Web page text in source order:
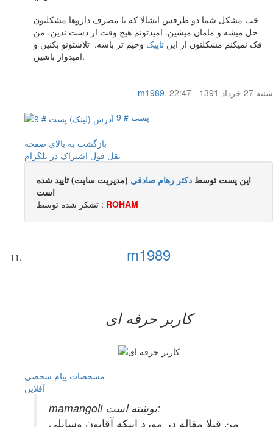
خب مشکل شما دو طرفس ایشالا که با مصرف داروها مشکلتون
حل میشه و مامان میشین. امیدتونم هیچ وقت از دست ندین، من
فک نمیکنم مشکلتون از این تاپیک وخیم تر باشه. تلاشتونو بکنین و
امیدوار باشین.
m1989,
شنبه 27 خرداد 1391 - 22:47
پست # 9
بازگشت به بالای صفحه
نقل قول اشتراک در تلگرام
این پست توسط دکتر رهام صادقی (مدیریت سایت) تایید شده
است
تشکر شده توسط : ROHAM
m1989
کاربر حرفه ای
مشخصات پیام شخصی
آفلاين
mamangoli نوشته است:
من قبلا مقاله در مورد اینکه آقایون وسایلی